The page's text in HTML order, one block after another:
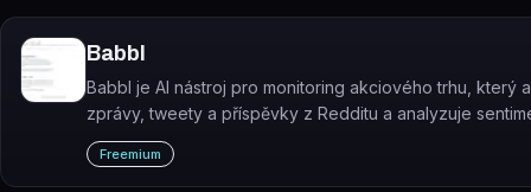
Babbl
Babbl je AI nástroj pro monitoring akciového trhu, který
zprávy, tweety a příspěvky z Redditu a analyzuje
vybraných akcií v reálném čase.
Freemium